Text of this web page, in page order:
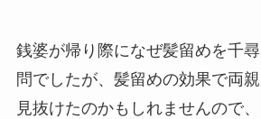
銭婆が帰り際になぜ髪留めを千
問でしたが、髪留めの効果で両
見抜けたのかもしれませんので